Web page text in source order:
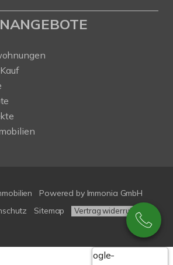
Powered by Immonia GmbH
Sitemap Vertrag widerrufen
Google-